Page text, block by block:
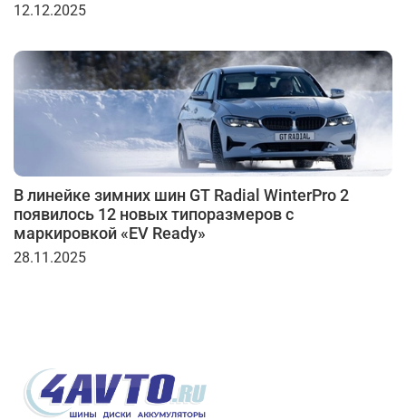
12.12.2025
В линейке зимних шин GT Radial WinterPro 2
появилось 12 новых типоразмеров с
маркировкой «EV Ready»
28.11.2025